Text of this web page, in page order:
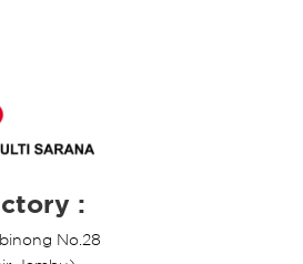
:
No.28